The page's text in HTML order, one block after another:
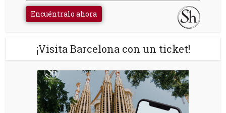
Encuéntralo ahora
¡Visita Barcelona con un ticket!